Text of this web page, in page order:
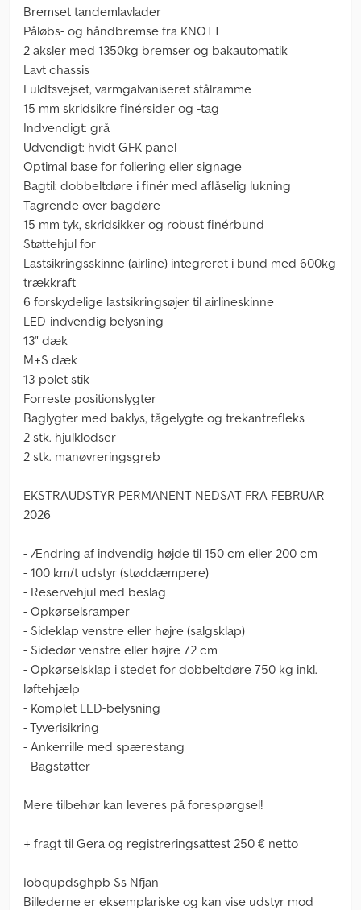
Bremset tandemlavlader
Påløbs- og håndbremse fra KNOTT
2 aksler med 1350kg bremser og bakautomatik
Lavt chassis
Fuldtsvejset, varmgalvaniseret stålramme
15 mm skridsikre finérsider og -tag
Indvendigt: grå
Udvendigt: hvidt GFK-panel
Optimal base for foliering eller signage
Bagtil: dobbeltdøre i finér med aflåselig lukning
Tagrende over bagdøre
15 mm tyk, skridsikker og robust finérbund
Støttehjul for
Lastsikringsskinne (airline) integreret i bund med 600kg
trækkraft
6 forskydelige lastsikringsøjer til airlineskinne
LED-indvendig belysning
13" dæk
M+S dæk
13-polet stik
Forreste positionslygter
Baglygter med baklys, tågelygte og trekantrefleks
2 stk. hjulklodser
2 stk. manøvreringsgreb
EKSTRAUDSTYR PERMANENT NEDSAT FRA FEBRUAR
2026
- Ændring af indvendig højde til 150 cm eller 200 cm
- 100 km/t udstyr (støddæmpere)
- Reservehjul med beslag
- Opkørselsramper
- Sideklap venstre eller højre (salgsklap)
- Sidedør venstre eller højre 72 cm
- Opkørselsklap i stedet for dobbeltdøre 750 kg inkl.
løftehjælp
- Komplet LED-belysning
- Tyverisikring
- Ankerrille med spærestang
- Bagstøtter
Mere tilbehør kan leveres på forespørgsel!
+ fragt til Gera og registreringsattest 250 € netto
Iobqupdsghpb Ss Nfjan
Billederne er eksemplariske og kan vise udstyr mod